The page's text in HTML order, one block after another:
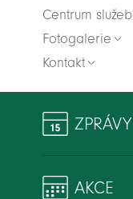
Centrum služeb
Fotogalerie
Kontakt
ZPRÁVY
AKCE